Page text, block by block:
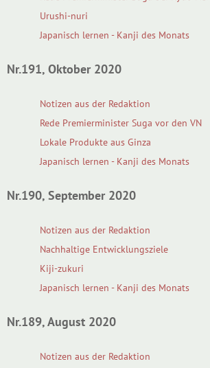
Urushi-nuri
Japanisch lernen - Kanji des Monats
Nr.191, Oktober 2020
Notizen aus der Redaktion
Rede Premierminister Suga vor den VN
Lokale Produkte aus Ginza
Japanisch lernen - Kanji des Monats
Nr.190, September 2020
Notizen aus der Redaktion
Nachhaltige Entwicklungsziele
Kiji-zukuri
Japanisch lernen - Kanji des Monats
Nr.189, August 2020
Notizen aus der Redaktion